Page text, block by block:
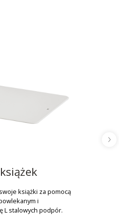
książki za pomocą
i
L stalowych podpór.